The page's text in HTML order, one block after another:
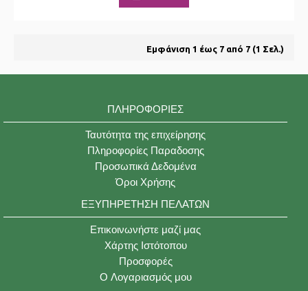
Εμφάνιση 1 έως 7 από 7 (1 Σελ.)
ΠΛΗΡΟΦΟΡΊΕΣ
Ταυτότητα της επιχείρησης
Πληροφορίες Παραδοσης
Προσωπικά Δεδομένα
Όροι Χρήσης
ΕΞΥΠΗΡΈΤΗΣΗ ΠΕΛΑΤΏΝ
Επικοινωνήστε μαζί μας
Χάρτης Ιστότοπου
Προσφορές
O Λογαριασμός μου